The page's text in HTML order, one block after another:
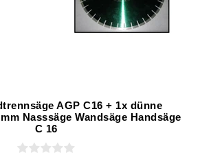
AGP C16 + 1x dünne
Nasssäge Wandsäge Handsäge
C 16